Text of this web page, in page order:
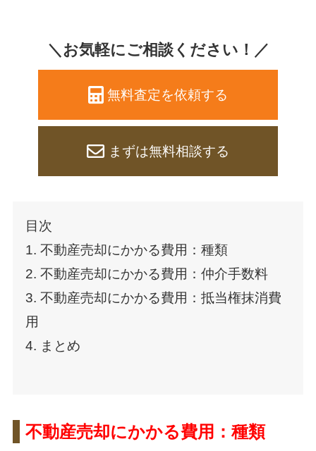
＼お気軽にご相談ください！／
無料査定を依頼する
まずは無料相談する
目次
1. 不動産売却にかかる費用：種類
2. 不動産売却にかかる費用：仲介手数料
3. 不動産売却にかかる費用：抵当権抹消費
用
4. まとめ
不動産売却にかかる費用：種類